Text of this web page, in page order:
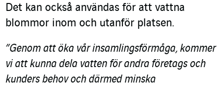
Det kan också användas för att vattna
blommor inom och utanför platsen.
”Genom att öka vår insamlingsförmåga, kommer
vi att kunna dela vatten för andra företags och
kunders behov och därmed minska